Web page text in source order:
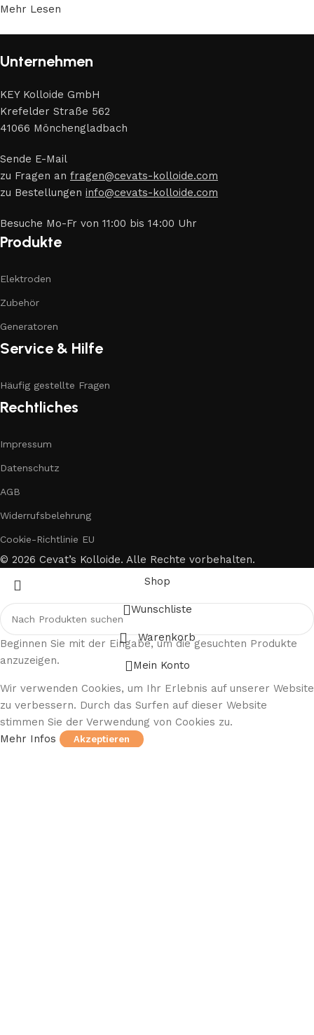
Mehr Lesen
Unternehmen
KEY Kolloide GmbH
Krefelder Straße 562
41066 Mönchengladbach
Sende E-Mail
zu Fragen an fragen@cevats-kolloide.com
zu Bestellungen info@cevats-kolloide.com
Besuche Mo-Fr von 11:00 bis 14:00 Uhr
Produkte
Elektroden
Zubehör
Generatoren
Service & Hilfe
Häufig gestellte Fragen
Rechtliches
Impressum
Datenschutz
AGB
Widerrufsbelehrung
Cookie-Richtlinie EU
© 2026 Cevat’s Kolloide. Alle Rechte vorbehalten.
Beginnen Sie mit der Eingabe, um die gesuchten Produkte
anzuzeigen.
Shop
Wunschliste
Warenkorb
Mein Konto
Wir verwenden Cookies, um Ihr Erlebnis auf unserer Website
zu verbessern. Durch das Surfen auf dieser Website
stimmen Sie der Verwendung von Cookies zu.
Mehr Infos
Akzeptieren